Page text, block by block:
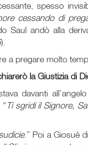
spesso
cessando di
Saul andò alla
).
a pregare molto
la Giustizia di
davanti
“Ti sgridi il Signore,
.” Poi a Giosuè